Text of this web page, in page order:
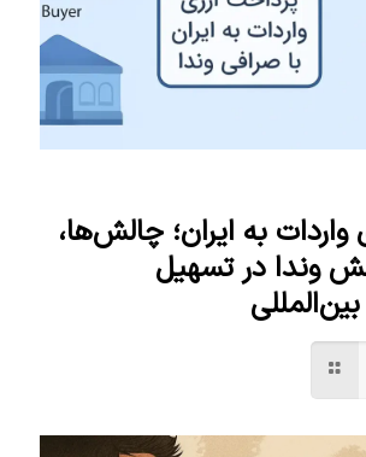
به ایران؛ چالش‌ها،
وندا در تسهیل